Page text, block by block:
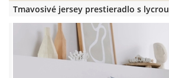
Tmavosivé jersey prestieradlo s lycrou